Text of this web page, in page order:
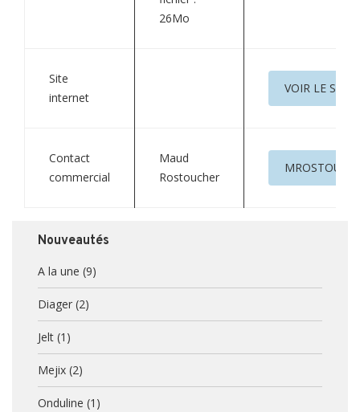
26Mo
Site
internet
VOIR LE SITE
Contact
commercial
Maud
Rostoucher
Nouveautés
A la une (9)
Diager (2)
Jelt (1)
Mejix (2)
Onduline (1)